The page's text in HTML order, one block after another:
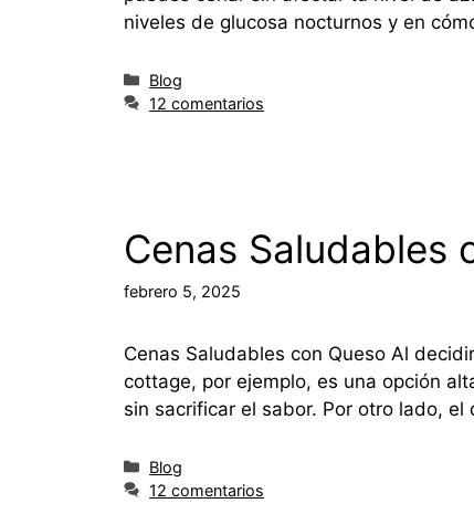
niveles de glucosa nocturnos y en
Blog
12 comentarios
Cenas Saludables
febrero 5, 2025
Cenas Saludables con Queso Al
cottage, por ejemplo, es una opción
sin sacrificar el sabor. Por otro lado,
Blog
12 comentarios